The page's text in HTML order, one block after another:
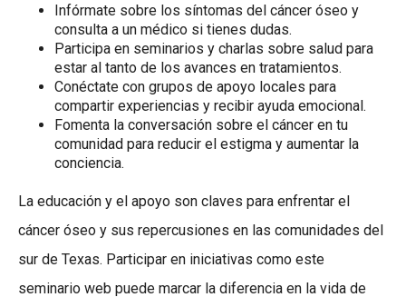
Infórmate sobre los síntomas del cáncer óseo y
consulta a un médico si tienes dudas.
Participa en seminarios y charlas sobre salud para
estar al tanto de los avances en tratamientos.
Conéctate con grupos de apoyo locales para
compartir experiencias y recibir ayuda emocional.
Fomenta la conversación sobre el cáncer en tu
comunidad para reducir el estigma y aumentar la
conciencia.
La educación y el apoyo son claves para enfrentar el
cáncer óseo y sus repercusiones en las comunidades del
sur de Texas. Participar en iniciativas como este
seminario web puede marcar la diferencia en la vida de